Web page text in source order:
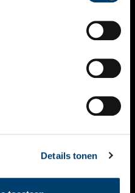
Details tonen